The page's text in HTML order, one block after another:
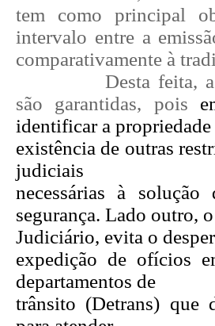
tem como principal
intervalo entre a
comparativamente à
Desta feita,
são garantidas, pois
identificar a
existência de outras
judiciais
necessárias à
segurança. Lado outro, o
Judiciário, evita o
expedição de ofícios
departamentos de
trânsito (Detrans) que